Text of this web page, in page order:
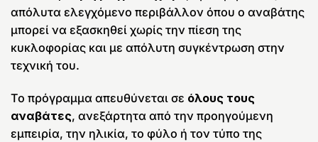
απόλυτα ελεγχόμενο περιβάλλον όπου ο αναβάτης
μπορεί να εξασκηθεί χωρίς την πίεση της
κυκλοφορίας και με απόλυτη συγκέντρωση στην
τεχνική του.
Το πρόγραμμα απευθύνεται σε όλους τους
αναβάτες, ανεξάρτητα από την προηγούμενη
εμπειρία, την ηλικία, το φύλο ή τον τύπο της